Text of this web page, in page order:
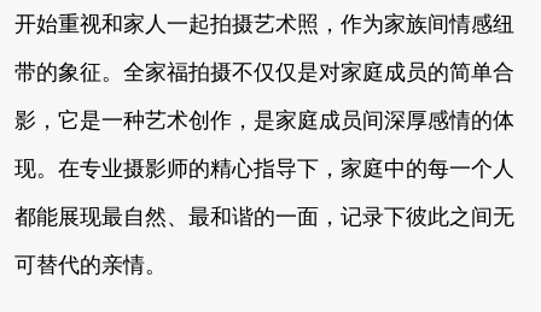
开始重视和家人一起拍摄艺术照，作为家族间情感纽
带的象征。全家福拍摄不仅仅是对家庭成员的简单合
影，它是一种艺术创作，是家庭成员间深厚感情的体
现。在专业摄影师的精心指导下，家庭中的每一个人
都能展现最自然、最和谐的一面，记录下彼此之间无
可替代的亲情。